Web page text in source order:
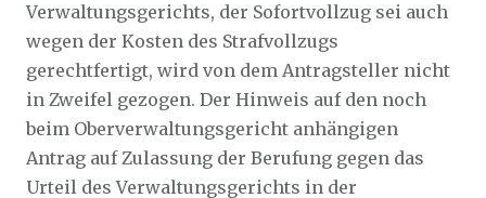
Verwaltungsgerichts, der Sofortvollzug sei auch
we­gen der Kosten des Strafvollzugs
gerechtfertigt, wird von dem Antragsteller nicht
in Zweifel gezogen. Der Hinweis auf den noch
beim Oberverwaltungsgericht anhängi­gen
Antrag auf Zulassung der Berufung gegen das
Urteil des Verwaltungsgerichts in der